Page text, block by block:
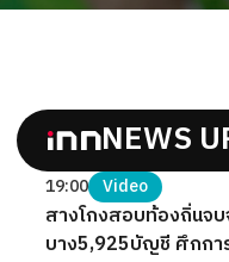
NEWS
19:00 Video
สางโกงสอบท้องถิ่นจ
บาง5,925บัญชี ศึกกา